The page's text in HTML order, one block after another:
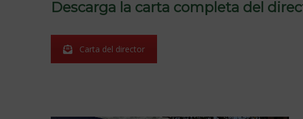
Descarga la carta completa del
Carta del director